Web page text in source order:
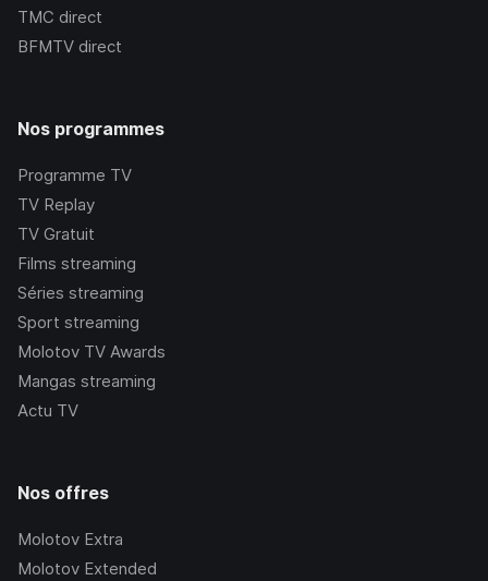
TMC direct
BFMTV direct
Nos programmes
Programme TV
TV Replay
TV Gratuit
Films streaming
Séries streaming
Sport streaming
Molotov TV Awards
Mangas streaming
Actu TV
Nos offres
Molotov Extra
Molotov Extended